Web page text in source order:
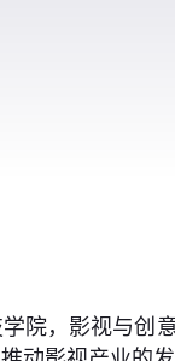
院，影视与创